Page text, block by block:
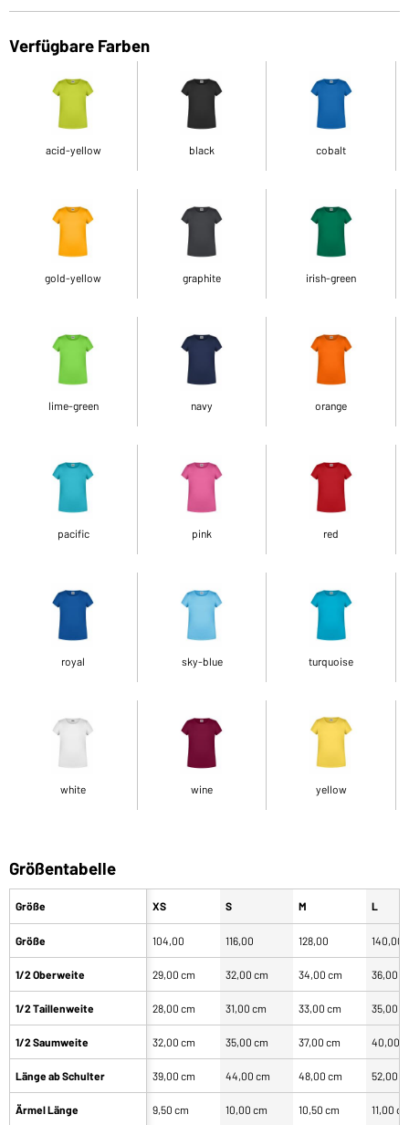
Verfügbare Farben
acid-yellow black cobalt
gold-yellow graphite irish-green
lime-green navy orange
pacific pink red
royal sky-blue turquoise
white wine yellow
Größentabelle
Größe
Größe
1/2 Oberweite
1/2 Taillenweite
1/2 Saumweite
Länge ab Schulter
Ärmel Länge
XS S M L
104,00 116,00 128,00 140,00
29,00 cm 32,00 cm 34,00 cm 36,00
28,00 cm 31,00 cm 33,00 cm 35,00
32,00 cm 35,00 cm 37,00 cm 40,00
39,00 cm 44,00 cm 48,00 cm 52,00
9,50 cm 10,00 cm 10,50 cm 11,00